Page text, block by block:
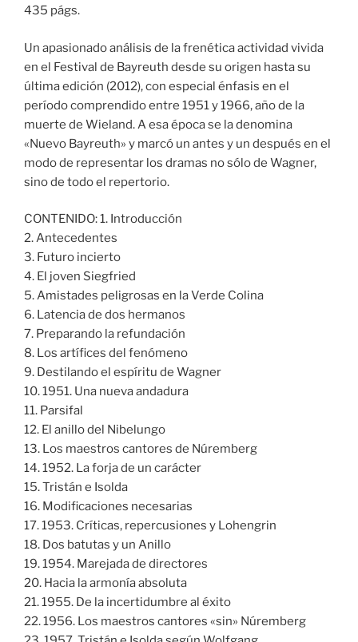
435 págs.
Un apasionado análisis de la frenética actividad vivida
en el Festival de Bayreuth desde su origen hasta su
última edición (2012), con especial énfasis en el
período comprendido entre 1951 y 1966, año de la
muerte de Wieland. A esa época se la denomina
«Nuevo Bayreuth» y marcó un antes y un después en el
modo de representar los dramas no sólo de Wagner,
sino de todo el repertorio.
CONTENIDO: 1. Introducción
2. Antecedentes
3. Futuro incierto
4. El joven Siegfried
5. Amistades peligrosas en la Verde Colina
6. Latencia de dos hermanos
7. Preparando la refundación
8. Los artífices del fenómeno
9. Destilando el espíritu de Wagner
10. 1951. Una nueva andadura
11. Parsifal
12. El anillo del Nibelungo
13. Los maestros cantores de Núremberg
14. 1952. La forja de un carácter
15. Tristán e Isolda
16. Modificaciones necesarias
17. 1953. Críticas, repercusiones y Lohengrin
18. Dos batutas y un Anillo
19. 1954. Marejada de directores
20. Hacia la armonía absoluta
21. 1955. De la incertidumbre al éxito
22. 1956. Los maestros cantores «sin» Núremberg